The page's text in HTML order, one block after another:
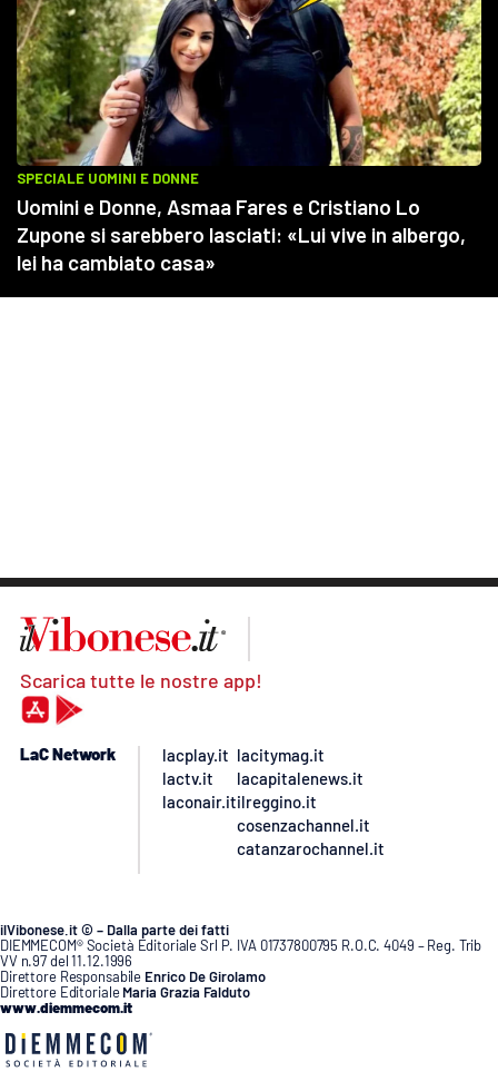
Scarica tutte le nostre app!
LaC Network
lacplay.it
lactv.it
laconair.it
lacitymag.it
lacapitalenews.it
ilreggino.it
cosenzachannel.it
catanzarochannel.it
ilVibonese.it © – Dalla parte dei fatti
DIEMMECOM® Società Editoriale Srl P. IVA 01737800795 R.O.C. 4049 – Reg. Trib
VV n.97 del 11.12.1996
Direttore Responsabile Enrico De Girolamo
Direttore Editoriale Maria Grazia Falduto
www.diemmecom.it